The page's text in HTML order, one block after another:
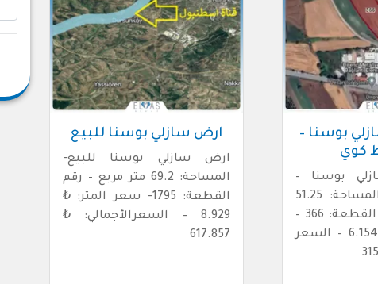
بوسنا –
كوي
بوسنا –
أرناؤوط كوي – المساحة: 51.25
متر مربع – رقم القطعة: 366 –
سعر المتر: ₺ 6.154 – السعر
ارض سازلي بوسنا للبيع
ارض سازلي بوسنا للبيع-
المساحة: 69.2 متر مربع – رقم
القطعة: 1795- سعر المتر: ₺
8.929 – السعرالأجمالي: ₺
617.857